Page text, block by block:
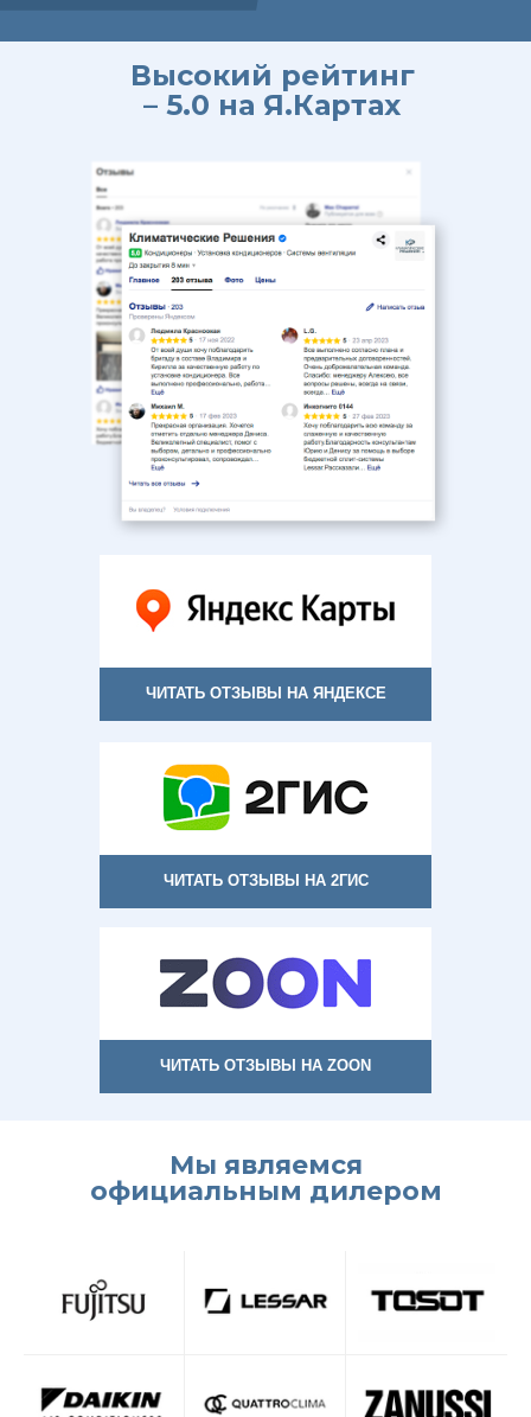
Высокий рейтинг
– 5.0 на Я.Картах
ЧИТАТЬ ОТЗЫВЫ НА ЯНДЕКСЕ
ЧИТАТЬ ОТЗЫВЫ НА 2ГИС
ЧИТАТЬ ОТЗЫВЫ НА ZOON
Мы являемся
официальным дилером